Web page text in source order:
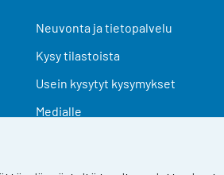
Neuvonta ja tietopalvelu
Kysy tilastoista
Usein kysytyt kysymykset
Medialle